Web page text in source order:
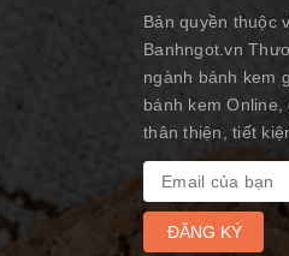
Bản quyền thuộc
Banhngot.vn
ngành bánh kem
bánh kem Online,
thân thiện, tiết
ĐĂNG KÝ